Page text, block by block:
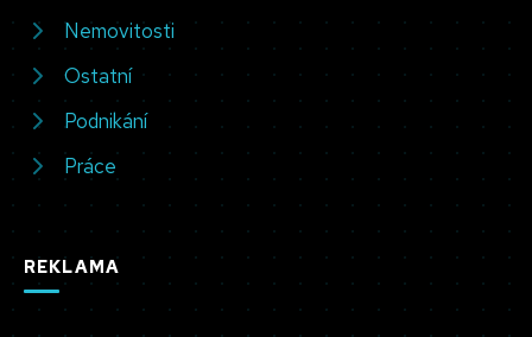
Nemovitosti
Ostatní
Podnikání
Práce
REKLAMA